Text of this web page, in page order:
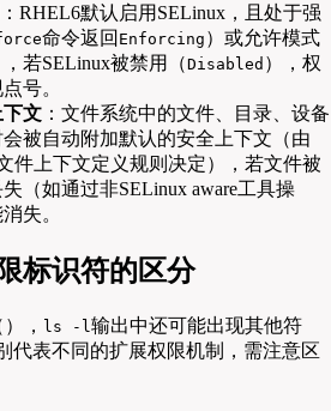
：RHEL6默认启用SELinux，且处于强
命令返回 Enforcing ）或允许模式
，若SELinux被禁用（Disabled ），权
号。
文 ：文件系统中的文件、目录、设备
被自动附加默认的安全上下文（由
件上下文定义规则决定），若文件被
（如通过非SELinux aware工具操
失。
标识符的区分
， ls -l 输出中还可能出现其他符
代表不同的扩展权限机制，需注意区